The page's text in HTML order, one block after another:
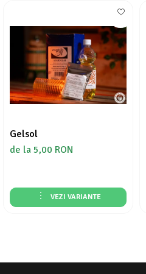
Gelsol
de la 5,00 RON
VEZI VARIANTE